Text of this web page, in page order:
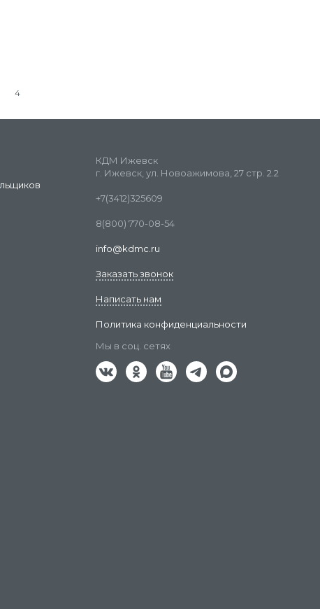
4
КДМ Ижевск
г. Ижевск, ул. Новоажимова, 27 стр. 2.2
+7(3412)325609
8(800) 770-08-54
info@kdmc.ru
Заказать звонок
Написать нам
Политика конфиденциальности
Мы в соц. сетях